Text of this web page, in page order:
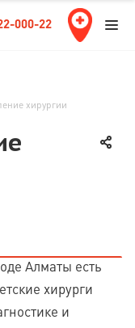
000-22
хирургии
Алматы есть
хирурги
и